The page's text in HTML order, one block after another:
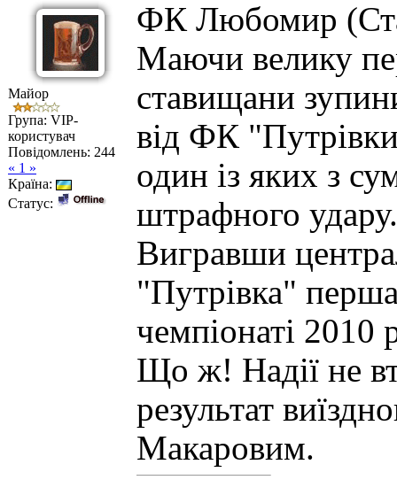
Майор
Група: VIP-
користувач
Повідомлень: 244
« 1 »
Країна:
Статус:
ФК Любомир
Маючи велику
ставищани
від ФК
один із яких з
штрафного удару.
Вигравши
"Путрівка"
чемпіонаті 2010
Що ж! Надії не
результат
Макаровим.